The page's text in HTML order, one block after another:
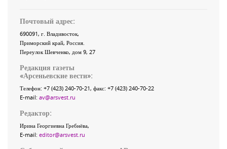
Почтовый адрес:
690091, г. Владивосток,
Приморский край, Россия
Переулок Шевченко, дом 9, 27
Редакция газеты
«Арсеньевские вести»:
Телефон: +7 (423) 240-70-21, факс: +7 (423) 240-70-22
E-mail: av@arsvest.ru
Редактор:
Ирина Георгиевна Гребнёва,
E-mail: editor@arsvest.ru